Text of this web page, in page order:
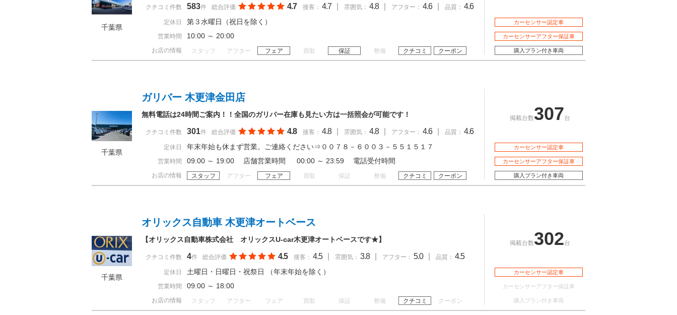
千葉県
クチコミ件数 583件 総合評価 4.7 接客： 4.7 雰囲気： 4.8 アフター： 4.6 品質： 4.6
定休日 第３水曜日（祝日を除く）
営業時間 10:00 ～ 20:00
お店の情報 スタッフ アフター フェア 買取 保証 整備 クチコミ クーポン
カーセンサー認定車
カーセンサーアフター保証車
購入プラン付き車両
千葉県
ガリバー 木更津金田店
無料電話は24時間ご案内！！全国のガリバー在庫も見たい方は一括照会が可能です！
クチコミ件数 301件 総合評価 4.8 接客： 4.8 雰囲気： 4.8 アフター： 4.6 品質： 4.6
定休日 年末年始も休まず営業。ご連絡ください⇒００７８－６００３－５５１５１７
営業時間 09:00 ～ 19:00 店舗営業時間 00:00 ～ 23:59 電話受付時間
お店の情報 スタッフ アフター フェア 買取 保証 整備 クチコミ クーポン
掲載台数307台
カーセンサー認定車
カーセンサーアフター保証車
購入プラン付き車両
千葉県
オリックス自動車 木更津オートベース
【オリックス自動車株式会社 オリックスU-car木更津オートベースです★】
クチコミ件数 4件 総合評価 4.5 接客： 4.5 雰囲気： 3.8 アフター： 5.0 品質： 4.5
定休日 土曜日・日曜日・祝祭日 （年末年始を除く）
営業時間 09:00 ～ 18:00
お店の情報 スタッフ アフター フェア 買取 保証 整備 クチコミ クーポン
掲載台数302台
カーセンサー認定車
カーセンサーアフター保証車
購入プラン付き車両